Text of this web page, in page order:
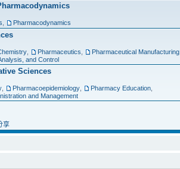
Pharmacodynamics
Pharmaceutics Pharmaceutical Manufacturing
and Control
Sciences
Pharmacoepidemiology Pharmacy Education
and Management
享